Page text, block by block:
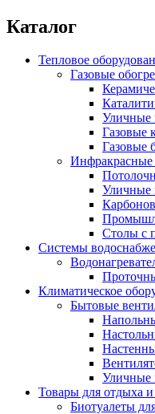
Каталог
Тепловое
Газовые
Уличные
Газовые
Газовые
Инфракрасные
Уличные
Столы с
Системы
Климатическое
Бытовые
Уличные
Товары для отдыха и
Биотуалеты